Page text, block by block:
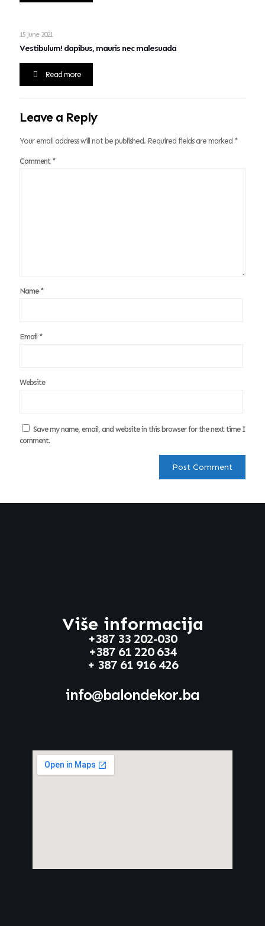
15 June 2021
Vestibulum! dapibus, mauris nec malesuada
Read more
Leave a Reply
Your email address will not be published. Required fields are marked *
Comment *
Name *
Email *
Website
Save my name, email, and website in this browser for the next time I
comment.
Više informacija
+387 33 202-030
+387 61 220 634
+ 387 61 916 426
info@balondekor.ba